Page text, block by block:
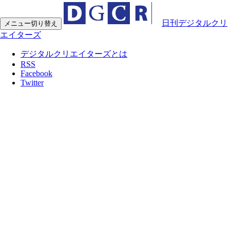
メニュー切り替え
日刊デジタルクリ
エイターズ
デジタルクリエイターズとは
RSS
Facebook
Twitter